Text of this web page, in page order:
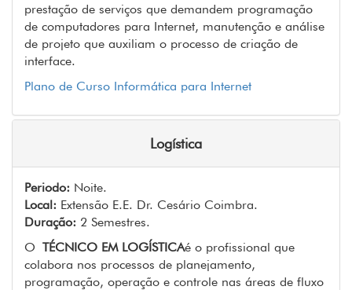
prestação de serviços que demandem programação
de computadores para Internet, manutenção e análise
de projeto que auxiliam o processo de criação de
interface.
Plano de Curso Informática para Internet
Logística
Periodo: Noite.
Local: Extensão E.E. Dr. Cesário Coimbra.
Duração: 2 Semestres.
O TÉCNICO EM LOGÍSTICAé o profissional que
colabora nos processos de planejamento,
programação, operação e controle nas áreas de fluxo